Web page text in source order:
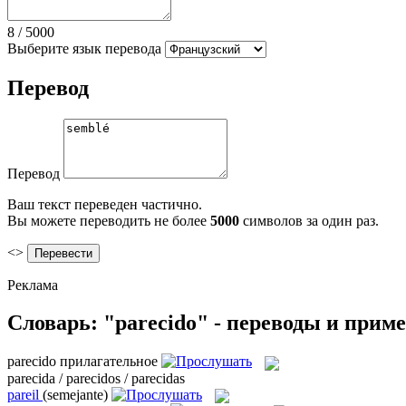
8 / 5000
Выберите язык перевода
Перевод
Перевод
Ваш текст переведен частично.
Вы можете переводить не более 5000 символов за один раз.
<>
Реклама
Словарь: "parecido" - переводы и
parecido прилагательное
parecida / parecidos / parecidas
pareil (semejante)